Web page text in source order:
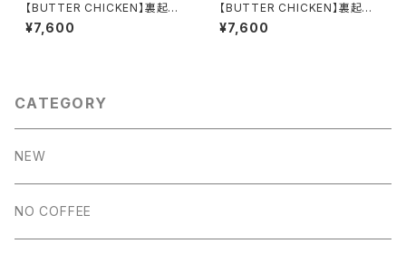
【BUTTER CHICKEN】裏起毛
パーカー（ORANGE）
¥7,600
【BUTTER CHICKEN】裏起毛
パーカー（GREEN）
¥7,600
CATEGORY
NEW
NO COFFEE